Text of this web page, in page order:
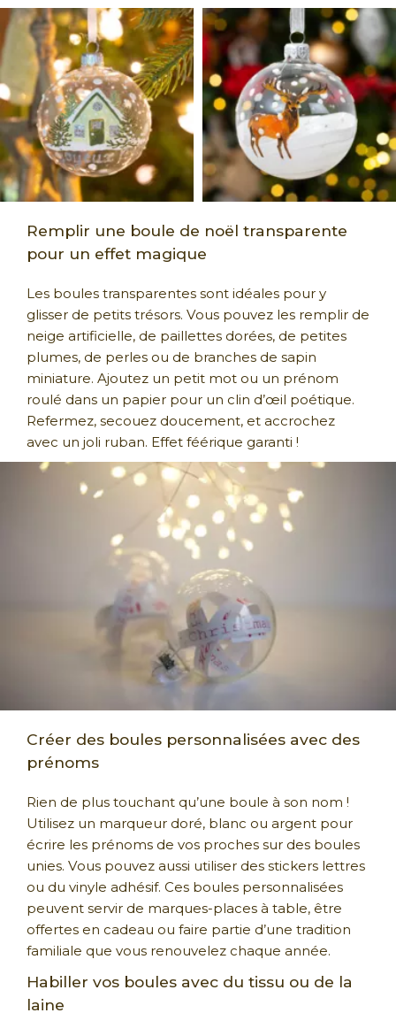
Remplir une boule de noël transparente
pour un effet magique
Les boules transparentes sont idéales pour y
glisser de petits trésors. Vous pouvez les remplir de
neige artificielle, de paillettes dorées, de petites
plumes, de perles ou de branches de sapin
miniature. Ajoutez un petit mot ou un prénom
roulé dans un papier pour un clin d’œil poétique.
Refermez, secouez doucement, et accrochez
avec un joli ruban. Effet féérique garanti !
Créer des boules personnalisées avec des
prénoms
Rien de plus touchant qu’une boule à son nom !
Utilisez un marqueur doré, blanc ou argent pour
écrire les prénoms de vos proches sur des boules
unies. Vous pouvez aussi utiliser des stickers lettres
ou du vinyle adhésif. Ces boules personnalisées
peuvent servir de marques-places à table, être
offertes en cadeau ou faire partie d’une tradition
familiale que vous renouvelez chaque année.
Habiller vos boules avec du tissu ou de la
laine